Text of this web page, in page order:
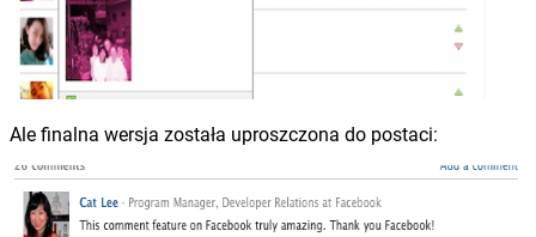
Ale finalna wersja została uproszczona do postaci: